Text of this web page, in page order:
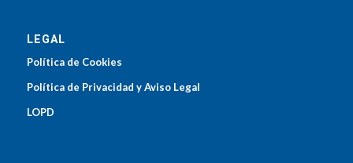
LEGAL
Política de Cookies
Política de Privacidad y Aviso Legal
LOPD